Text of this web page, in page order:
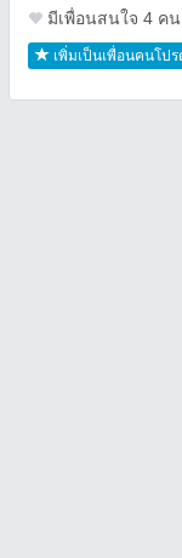
มีเพื่อนสนใจ 4 คน
เพิ่มเป็นเพื่อนคนโปร